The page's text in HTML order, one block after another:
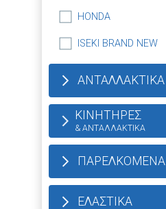
HONDA
ISEKI BRAND NEW
ΑΝΤΑΛΛΑΚΤΙΚΑ
ΚΙΝΗΤΗΡΕΣ
& ΑΝΤΑΛΛΑΚΤΙΚΑ
ΠΑΡΕΛΚΟΜΕΝΑ
ΕΛΑΣΤΙΚΑ